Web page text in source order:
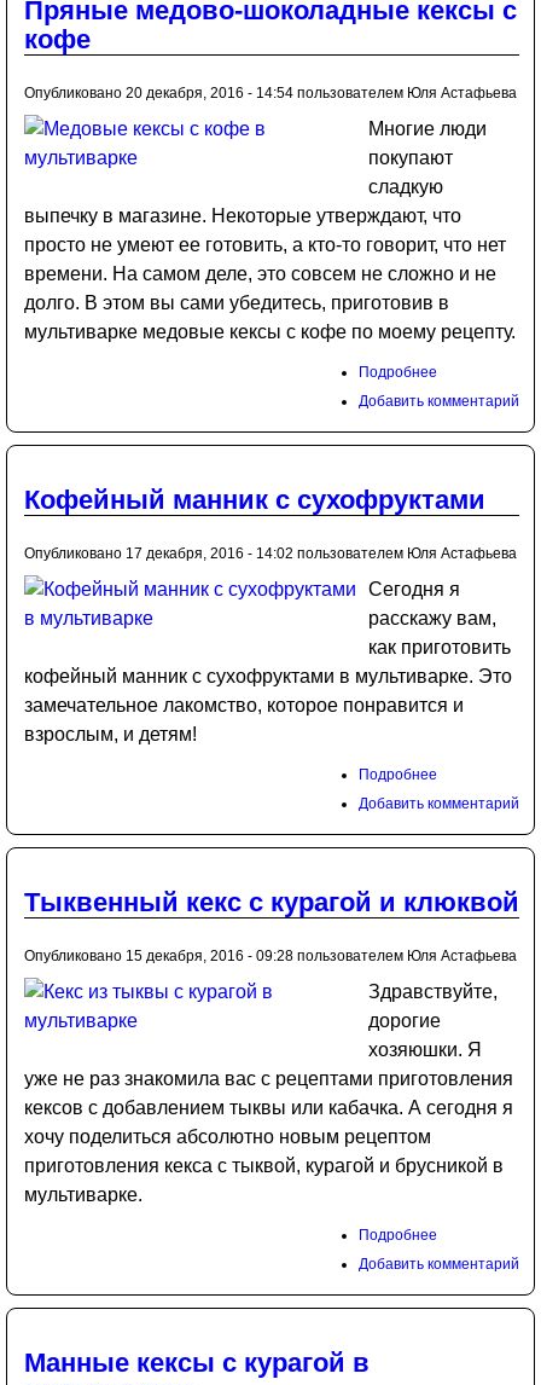
Пряные медово-шоколадные кексы с
кофе
Опубликовано 20 декабря, 2016 - 14:54 пользователем Юля Астафьева
Многие люди
покупают
сладкую
выпечку в магазине. Некоторые утверждают, что
просто не умеют ее готовить, а кто-то говорит, что нет
времени. На самом деле, это совсем не сложно и не
долго. В этом вы сами убедитесь, приготовив в
мультиварке медовые кексы с кофе по моему рецепту.
Подробнее
Добавить комментарий
Кофейный манник с сухофруктами
Опубликовано 17 декабря, 2016 - 14:02 пользователем Юля Астафьева
Сегодня я
расскажу вам,
как приготовить
кофейный манник с сухофруктами в мультиварке. Это
замечательное лакомство, которое понравится и
взрослым, и детям!
Подробнее
Добавить комментарий
Тыквенный кекс с курагой и клюквой
Опубликовано 15 декабря, 2016 - 09:28 пользователем Юля Астафьева
Здравствуйте,
дорогие
хозяюшки. Я
уже не раз знакомила вас с рецептами приготовления
кексов с добавлением тыквы или кабачка. А сегодня я
хочу поделиться абсолютно новым рецептом
приготовления кекса с тыквой, курагой и брусникой в
мультиварке.
Подробнее
Добавить комментарий
Манные кексы с курагой в